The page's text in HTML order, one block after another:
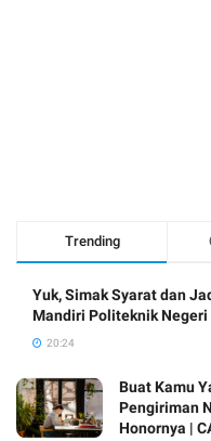
Trending
Yuk, Simak Syarat dan
Mandiri Politeknik Negeri
20:24
Buat Kamu
Pengiriman
Honornya |